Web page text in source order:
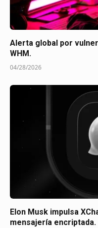
Alerta global por
WHM.
04/28/2026
Elon Musk impulsa
mensajería encriptada.